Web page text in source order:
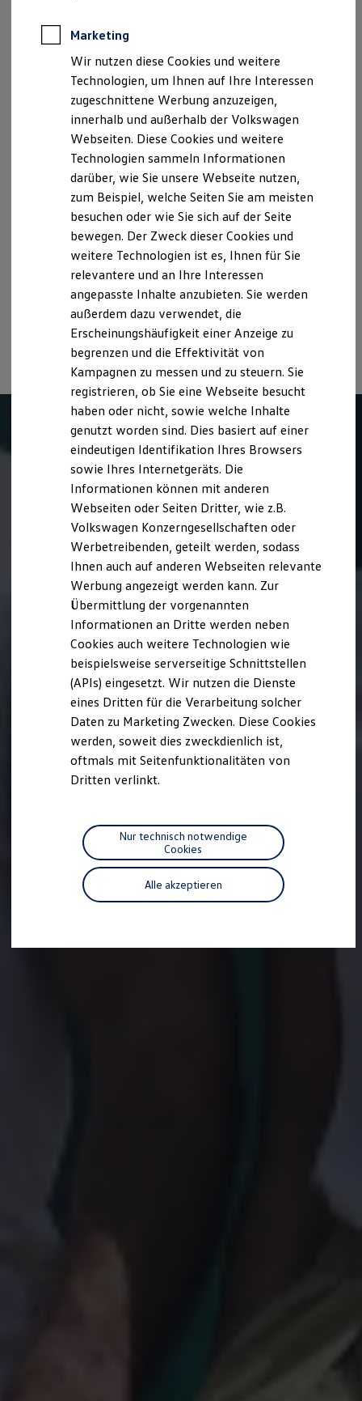
Rekuperation
Laden unterwegs
Laden Zuhause
Ladestationen finden
Ladezeitensimulator
Batterie
Sicherheit
Nachhaltigkeit
Technologie
Kosten und Kauf
Verbrauchskosten
Kaufoptionen
E-Auto-Förderung
Software und Konnektivität
Die ID. Software 6
ID. Software Versionen und Updates
Digitale Extras
Schnittstellen zu Ihrem ID.
Marke und Erlebnis
Volkswagen R und R Experience
R-Modelle
R Experience
Driving Experience
Volkswagen entdecken
Werkbesichtigung
Lifestyle Shop
T-Roc Kollektion
Golf Kollektion
Volkswagen Kollektion
R-Kollektion
GTI Kollektion
Fußball Drop
we drive football
#wedriveproud
Besitzer und Service
myVolkswagen
Software Updates
Service und Ersatzteile
Inspektion und HU/AU
Reparaturen und Checks
Motorenöl und Flüssigkeiten
Räder und Reifen
Pannen- und Unfallhilfe
Economy Service
Volkswagen Teile
Zubehör
Modellspezifisches Zubehör
Individualisieren
Wallbox und Ladekabel
Digitale Extras
Dienste für Ihr Modell finden
Volkswagen Apps, Login und Shop
Handy und Fahrzeug verbinden
Vorgängermodelle
Die in dieser Darstellung gezeigten Fahrzeuge und
Ausstattungen können in einzelnen Details vom aktuellen
deutschen Lieferprogramm abweichen. Abgebildet sind
teilweise Sonderausstattungen der Fahrzeuge gegen
Mehrpreis.
Bitte beachten Sie auch unseren Konfigurator für eine
Übersicht der aktuell verfügbaren Modelle und Ausstattungen.
Die angegebenen Verbrauchs- und Emissionswerte beziehen
sich nicht auf ein einzelnes Fahrzeug und sind nicht Bestandteil
des Angebots, sondern dienen allein Vergleichszwecken
zwischen den verschiedenen Fahrzeugtypen.
Zusatzausstattungen und Zubehör(Anbauteile, Reifenformat
usw.) können relevante Fahrzeugparameter, wie z. B.
Rollwiderstand und Aerodynamik verändern und neben
Witterungs- und Verkehrsbedingungen sowie dem
individuellen Fahrverhalten den Kraftstoffverbrauch, den
Stromverbrauch, die CO₂-Emissionen und die
Fahrleistungswerte eines Fahrzeugs beeinflussen.
Marketing
Wir nutzen diese Cookies und weitere
Technologien, um Ihnen auf Ihre Interessen
zugeschnittene Werbung anzuzeigen,
innerhalb und außerhalb der Volkswagen
Webseiten. Diese Cookies und weitere
Technologien sammeln Informationen
darüber, wie Sie unsere Webseite nutzen,
zum Beispiel, welche Seiten Sie am meisten
besuchen oder wie Sie sich auf der Seite
bewegen. Der Zweck dieser Cookies und
weitere Technologien ist es, Ihnen für Sie
relevantere und an Ihre Interessen
angepasste Inhalte anzubieten. Sie werden
außerdem dazu verwendet, die
Erscheinungshäufigkeit einer Anzeige zu
begrenzen und die Effektivität von
Kampagnen zu messen und zu steuern. Sie
registrieren, ob Sie eine Webseite besucht
haben oder nicht, sowie welche Inhalte
genutzt worden sind. Dies basiert auf einer
eindeutigen Identifikation Ihres Browsers
sowie Ihres Internetgeräts. Die
Informationen können mit anderen
Webseiten oder Seiten Dritter, wie z.B.
Volkswagen Konzerngesellschaften oder
Werbetreibenden, geteilt werden, sodass
Ihnen auch auf anderen Webseiten relevante
Werbung angezeigt werden kann. Zur
Übermittlung der vorgenannten
Informationen an Dritte werden neben
Cookies auch weitere Technologien wie
beispielsweise serverseitige Schnittstellen
(APIs) eingesetzt. Wir nutzen die Dienste
eines Dritten für die Verarbeitung solcher
Daten zu Marketing Zwecken. Diese Cookies
werden, soweit dies zweckdienlich ist,
oftmals mit Seitenfunktionalitäten von
Dritten verlinkt.
Alle akzeptieren
Nur technisch notwendige
Cookies